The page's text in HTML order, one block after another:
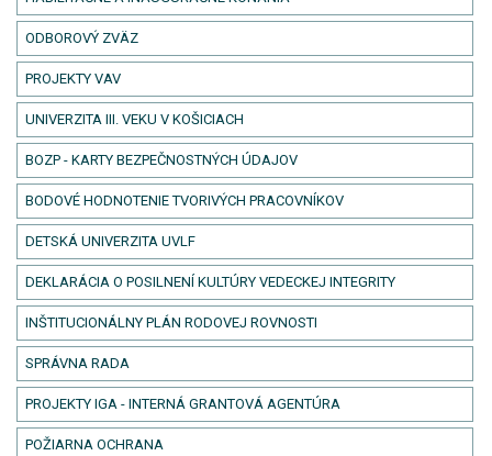
ODBOROVÝ ZVÄZ
PROJEKTY VAV
UNIVERZITA III. VEKU V KOŠICIACH
BOZP - KARTY BEZPEČNOSTNÝCH ÚDAJOV
BODOVÉ HODNOTENIE TVORIVÝCH PRACOVNÍKOV
DETSKÁ UNIVERZITA UVLF
DEKLARÁCIA O POSILNENÍ KULTÚRY VEDECKEJ INTEGRITY
INŠTITUCIONÁLNY PLÁN RODOVEJ ROVNOSTI
SPRÁVNA RADA
PROJEKTY IGA - INTERNÁ GRANTOVÁ AGENTÚRA
POŽIARNA OCHRANA